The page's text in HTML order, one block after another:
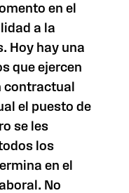
en el
a la
Hoy hay una
que ejercen
contractual
el puesto de
se les
los
en el
No